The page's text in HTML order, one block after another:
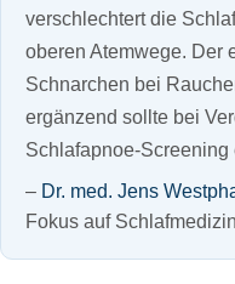
verschlechtert die
oberen Atemwege. Der
Schnarchen bei
ergänzend sollte bei
Schlafapnoe‑Screening
– Dr. med. Jens
Fokus auf Schlafmedizin